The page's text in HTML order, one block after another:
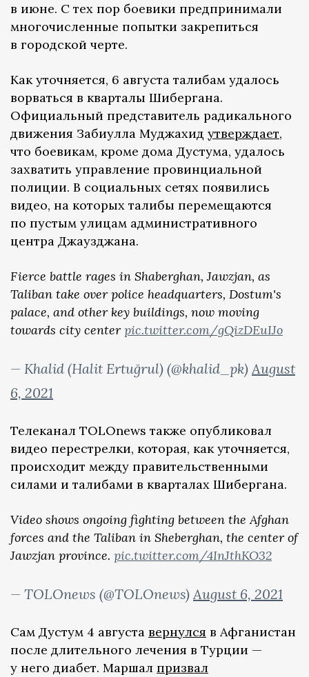
в июне. С тех пор боевики предпринимали
многочисленные попытки закрепиться
в городской черте.
Как уточняется, 6 августа талибам удалось
ворваться в кварталы Шибергана.
Официальный представитель радикального
движения Забиулла Муджахид утверждает,
что боевикам, кроме дома Дустума, удалось
захватить управление провинциальной
полиции. В социальных сетях появились
видео, на которых талибы перемещаются
по пустым улицам административного
центра Джаузджана.
Fierce battle rages in Shaberghan, Jawzjan, as
Taliban take over police headquarters, Dostum's
palace, and other key buildings, now moving
towards city center pic.twitter.com/gQizDEuIJo
— Khalid (Halit Ertuğrul) (@khalid_pk)August
6, 2021
Телеканал TOLOnews также опубликовал
видео перестрелки, которая, как уточняется,
происходит между правительственными
силами и талибами в кварталах Шибергана.
Video shows ongoing fighting between the Afghan
forces and the Taliban in Sheberghan, the center of
Jawzjan province. pic.twitter.com/4InJthKO32
— TOLOnews (@TOLOnews)August 6, 2021
Сам Дустум 4 августа вернулся в Афганистан
после длительного лечения в Турции —
у него диабет. Маршал призвал